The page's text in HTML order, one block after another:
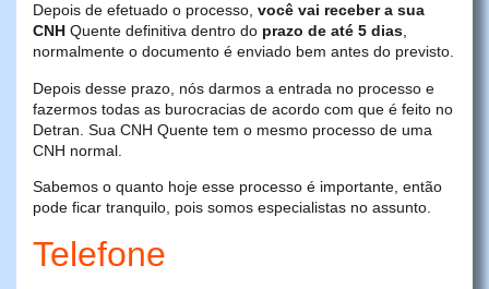
Depois de efetuado o processo, você vai receber a sua
CNH Quente definitiva dentro do prazo de até 5 dias,
normalmente o documento é enviado bem antes do previsto.
Depois desse prazo, nós darmos a entrada no processo e
fazermos todas as burocracias de acordo com que é feito no
Detran. Sua CNH Quente tem o mesmo processo de uma
CNH normal.
Sabemos o quanto hoje esse processo é importante, então
pode ficar tranquilo, pois somos especialistas no assunto.
Telefone